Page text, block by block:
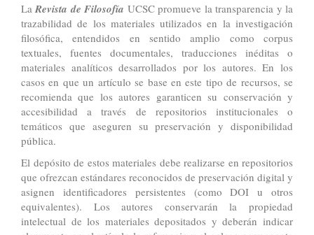
LaRevista de Filosofía UCSC promueve la transparencia y la
trazabilidad de los materiales utilizados en la investigación
filosófica, entendidos en sentido amplio como corpus
textuales, fuentes documentales, traducciones inéditas o
materiales analíticos desarrollados por los autores. En los
casos en que un artículo se base en este tipo de recursos, se
recomienda que los autores garanticen su conservación y
accesibilidad a través de repositorios institucionales o
temáticos que aseguren su preservación y disponibilidad
pública.
El depósito de estos materiales debe realizarse en repositorios
que ofrezcan estándares reconocidos de preservación digital y
asignen identificadores persistentes (como DOI u otros
equivalentes). Los autores conservarán la propiedad
intelectual de los materiales depositados y deberán indicar